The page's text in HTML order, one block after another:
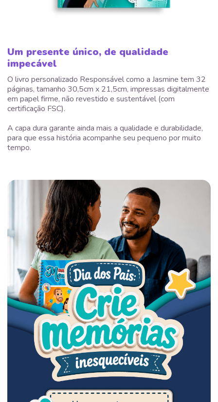
Um presente único, de qualidade
impecável
O livro personalizado Responsável como a Jasmine tem 32
páginas, tamanho 30,5cm x 21,5cm, impressas digitalmente
em papel firme, não revestido e sustentável (com
certificação FSC).
A capa dura garante ainda mais a qualidade e durabilidade,
para que essa história acompanhe seu pequeno por muito
tempo.